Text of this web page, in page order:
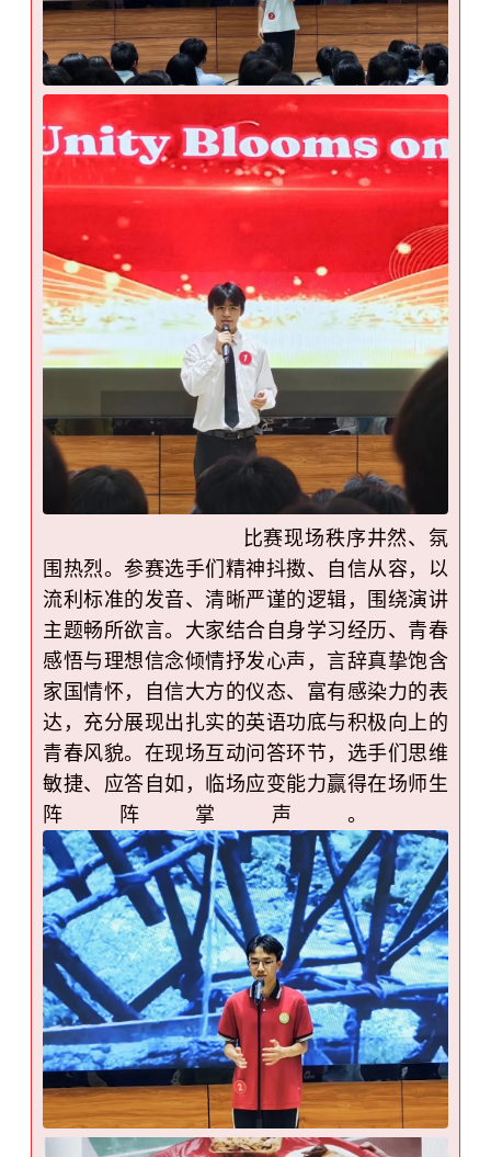
比赛现场秩序井然、氛
围热烈。参赛选手们精神抖擞、自信从容，以
流利标准的发音、清晰严谨的逻辑，围绕演讲
主题畅所欲言。大家结合自身学习经历、青春
感悟与理想信念倾情抒发心声，言辞真挚饱含
家国情怀，自信大方的仪态、富有感染力的表
达，充分展现出扎实的英语功底与积极向上的
青春风貌。在现场互动问答环节，选手们思维
敏捷、应答自如，临场应变能力赢得在场师生
阵阵掌声。